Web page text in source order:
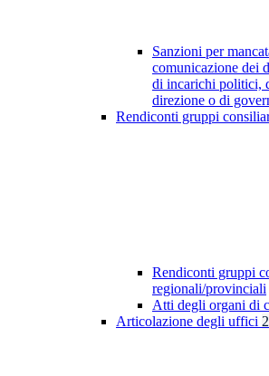
Sanzioni per
comunicazione dei
di incarichi politici,
direzione o di
Rendiconti gruppi
Rendiconti gruppi
regionali/provinciali
Atti degli organi di
Articolazione degli uffici 2